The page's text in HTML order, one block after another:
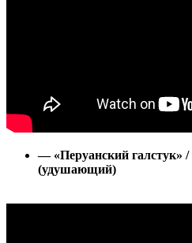
— «Перуанский галстук»
(удушающий)